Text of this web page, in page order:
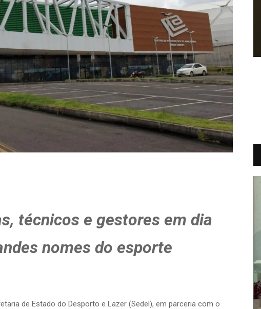
técnicos e gestores em dia
nomes do esporte
de Estado do Desporto e Lazer (Sedel), em parceria com o